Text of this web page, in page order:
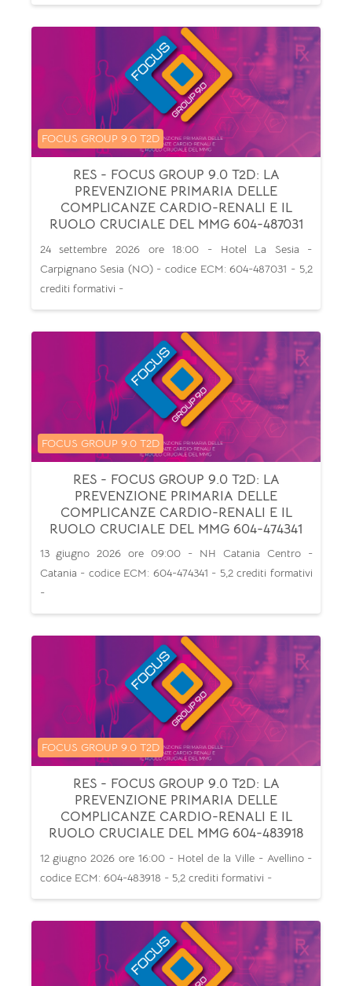
RES - FOCUS GROUP 9.0 T2D: LA
PREVENZIONE PRIMARIA DELLE
COMPLICANZE CARDIO-RENALI E IL
RUOLO CRUCIALE DEL MMG 604-487031
Categoria di corsi
FOCUS GROUP 9.0 T2D
24 settembre 2026 ore 18:00 - Hotel La Sesia -
Carpignano Sesia (NO) - codice ECM: 604-487031 - 5,2
crediti formativi -
RES - FOCUS GROUP 9.0 T2D: LA
PREVENZIONE PRIMARIA DELLE
COMPLICANZE CARDIO-RENALI E IL
RUOLO CRUCIALE DEL MMG 604-474341
Categoria di corsi
FOCUS GROUP 9.0 T2D
13 giugno 2026 ore 09:00 - NH Catania Centro -
Catania - codice ECM: 604-474341 - 5,2 crediti formativi
-
RES - FOCUS GROUP 9.0 T2D: LA
PREVENZIONE PRIMARIA DELLE
COMPLICANZE CARDIO-RENALI E IL
RUOLO CRUCIALE DEL MMG 604-483918
Categoria di corsi
FOCUS GROUP 9.0 T2D
12 giugno 2026 ore 16:00 - Hotel de la Ville - Avellino -
codice ECM: 604-483918 - 5,2 crediti formativi -